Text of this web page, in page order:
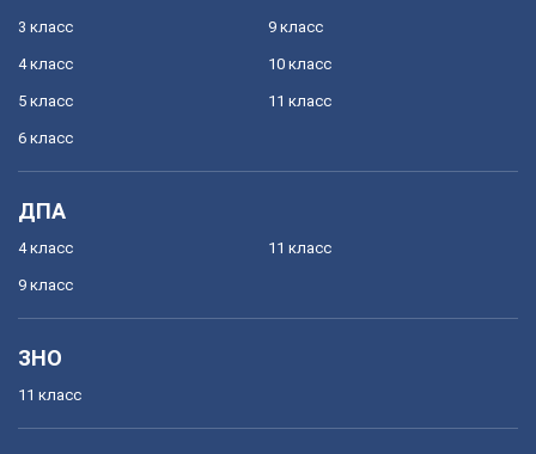
3 класс
4 класс
5 класс
6 класс
9 класс
10 класс
11 класс
ДПА
4 класс
9 класс
11 класс
ЗНО
11 класс